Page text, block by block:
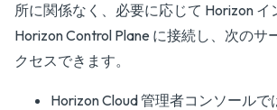
所に関係なく、必要に応じて Horizon イ
Horizon Control Plane に接続し、次のサ
クセスできます。
Horizon Cloud 管理者コンソール